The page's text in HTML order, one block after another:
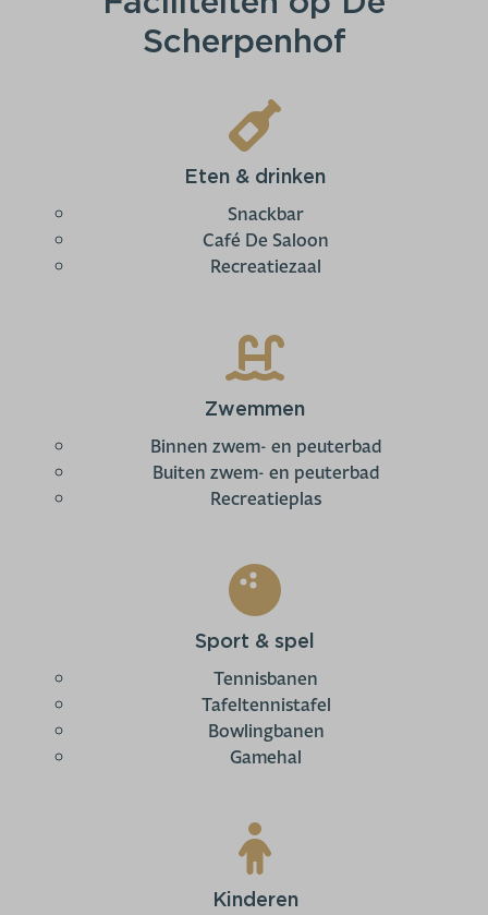
Scherpenhof
Eten & drinken
Snackbar
Café De Saloon
Recreatiezaal
Zwemmen
Binnen zwem- en peuterbad
Buiten zwem- en peuterbad
Recreatieplas
Sport & spel
Tennisbanen
Tafeltennistafel
Bowlingbanen
Gamehal
Kinderen